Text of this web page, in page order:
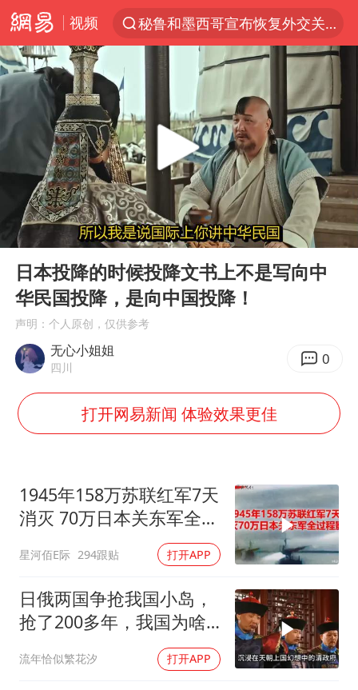
视频
秘鲁和墨西哥宣布恢复外交关系
“电影+”如何激发千亿级消费新活力？
台风白海豚已进入24小时警戒线
老中医：立秋后养心是关键
沙特土耳其巴基斯坦签署共同防务协议
中医教你一招提升气血
四川宜宾市高县4.9级地震致1人死亡
胡彦斌韩磊 谁帮谁
台风白海豚或吞并鲸鱼 登陆地点更新
胜宏科技：股票交易异常波动
中巨芯：上半年归母净利润1405.77万元
欧阳娜娜窦靖童好搭
U17国足点球大战淘汰河床晋级决赛
“今天得有40℃了吧 为啥还不预警”
“新疆阿勒泰八月能滑雪”不实
夯实基础开新局
Play
00:00 03:52
日本投降的时候投降文书上不是写向中
华民国投降，是向中国投降！
声明：个人原创，仅供参考
无心小姐姐
四川 0
打开网易新闻 体验效果更佳
1945年158万苏联红军7天
消灭 70万日本关东军全过
星河佰E际 294跟贴 打开APP
日俄两国争抢我国小岛，
抢了200多年，我国为啥
流年恰似繁花汐 打开APP